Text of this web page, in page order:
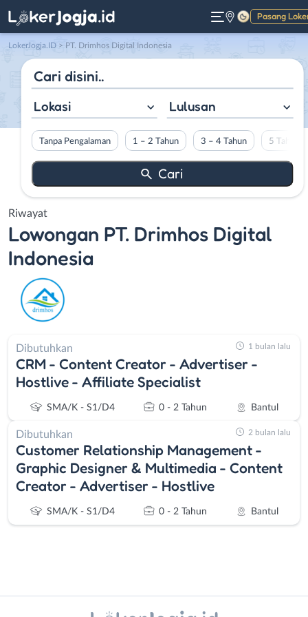
Pasang
Gelap
LokerJogja.ID > PT. Drimhos Digital Indonesia
Lokasi Lulusan
Tanpa Pengalaman 1 – 2 Tahun 3 – 4 Tahun 5 Tahun
Riwayat
Lowongan PT. Drimhos Digital
Indonesia
Dibutuhkan
CRM - Content Creator - Advertiser -
Hostlive - Affiliate Specialist
SMA/K - S1/D4 0 - 2 Tahun Bantul
1 bulan lalu
Dibutuhkan
Customer Relationship Management -
Graphic Designer & Multimedia - Content
Creator - Advertiser - Hostlive
SMA/K - S1/D4 0 - 2 Tahun Bantul
2 bulan lalu
Administrasi
Bantul